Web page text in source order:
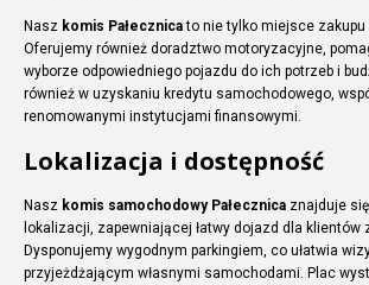
Nasz komis Pałecznicato nie tylko miejsce
Oferujemy również doradztwo motoryzacyjne,
wyborze odpowiedniego pojazdu do ich potrzeb i
również w uzyskaniu kredytu samochodowego,
renomowanymi instytucjami finansowymi.
Lokalizacja i dostępność
Nasz komis samochodowy Pałecznica znajduje
lokalizacji, zapewniającej łatwy dojazd dla klientów
Dysponujemy wygodnym parkingiem, co ułatwia
przyjeżdżającym własnymi samochodami. Plac